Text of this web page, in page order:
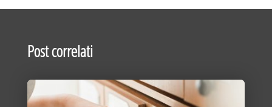
Post correlati